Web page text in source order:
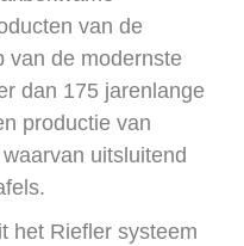
van de
van de modernste
dan 175 jarenlange
productie van
uitsluitend
het Riefler systeem